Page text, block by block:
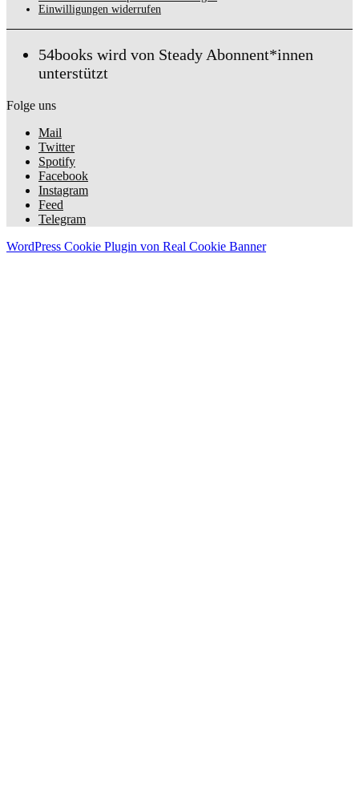
Einwilligungen widerrufen
54books wird von Steady Abonnent*innen
unterstützt
Folge uns
Mail
Twitter
Spotify
Facebook
Instagram
Feed
Telegram
WordPress Cookie Plugin von Real Cookie Banner